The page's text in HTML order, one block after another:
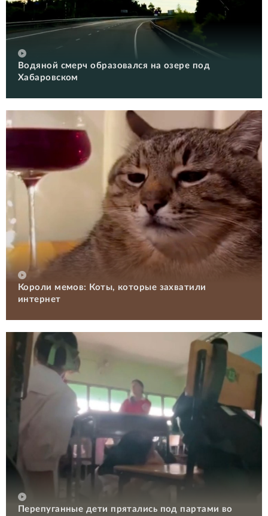
Водяной смерч образовался на озере под
Хабаровском
Короли мемов: Коты, которые захватили
интернет
Перепуганные дети прятались под партами во